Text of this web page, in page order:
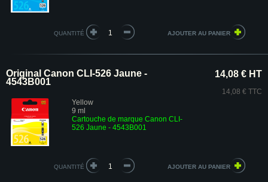
QUANTITÉ
Original Canon CLI-526 Jaune -
4543B001
Yellow
9 ml
Cartouche de marque Canon CLI-
526 Jaune - 4543B001
14,08 € HT
14,08 € TTC
QUANTITÉ